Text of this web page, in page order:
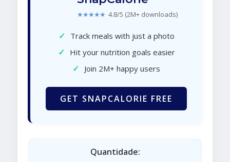
★★★★★ 4.8/5 (2M+ downloads)
✓ Track meals with just a photo
✓ Hit your nutrition goals easier
✓ Join 2M+ happy users
GET SNAPCALORIE FREE
Quantidade: